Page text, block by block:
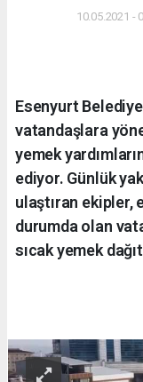
10.05.2021 -
Esenyurt
vatandaşlara
yemek
ediyor. Günlük
ulaştıran ekipler,
durumda olan
sıcak yemek